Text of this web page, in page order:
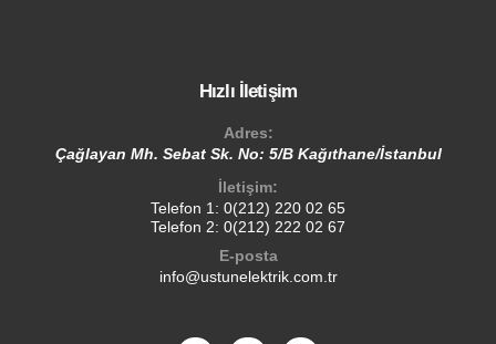
Hızlı İletişim
Adres:
Çağlayan Mh. Sebat Sk. No: 5/B Kağıthane/İstanbul
İletişim:
Telefon 1: 0(212) 220 02 65
Telefon 2: 0(212) 222 02 67
E-posta
info@ustunelektrik.com.tr